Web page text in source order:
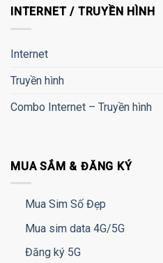
INTERNET / TRUYỀN HÌNH
Internet
Truyền hình
Combo Internet – Truyền hình
MUA SẮM & ĐĂNG KÝ
Mua Sim Số Đẹp
Mua sim data 4G/5G
Đăng ký 5G